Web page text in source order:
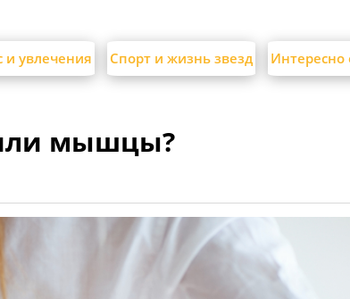
и увлечения Спорт и жизнь звезд
мышцы?